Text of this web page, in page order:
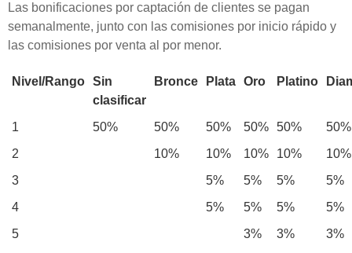
Las bonificaciones por captación de clientes se pagan
semanalmente, junto con las comisiones por inicio rápido y
las comisiones por venta al por menor.
Nivel/Rango Sin
clasificar
Bronce Plata Oro Platino
1 50% 50% 50% 50% 50%
50%
2
10% 10% 10% 10%
10%
3
5% 5% 5%
5%
4
5% 5% 5%
5%
5
3% 3%
3%